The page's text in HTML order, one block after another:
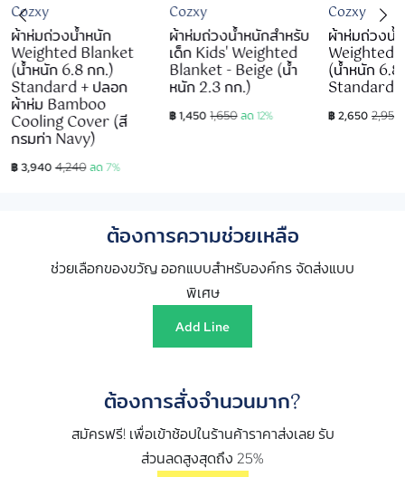
Cozxy
ผ้าห่มถ่วงน้ำหนัก
Weighted Blanket
(น้ำหนัก 6.8 กก.)
Standard + ปลอก
ผ้าห่ม Bamboo
Cooling Cover (สี
กรมท่า Navy)
฿ 3,940 4,240 ลด 7%
Cozxy
ผ้าห่มถ่วงน้ำหนักสำหรับ
เด็ก Kids' Weighted
Blanket - Beige (น้ำ
หนัก 2.3 กก.)
฿ 1,450 1,650 ลด 12%
Cozxy
ผ้าห่มถ่วงน้
Weighted
(น้ำหนัก
Standard
฿ 2,650 2,950
ต้องการความช่วยเหลือ
ช่วยเลือกของขวัญ ออกแบบสำหรับองค์กร จัดส่งแบบ
พิเศษ
Add Line
ต้องการสั่งจำนวนมาก?
สมัครฟรี! เพื่อเข้าช้อปในร้านค้าราคาส่งเลย รับ
ส่วนลดสูงสุดถึง 25%